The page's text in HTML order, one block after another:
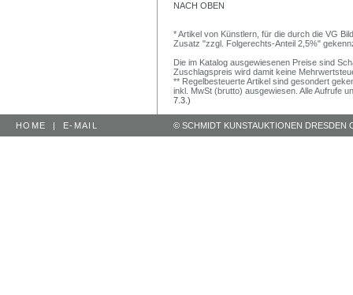
NACH OBEN
* Artikel von Künstlern, für die durch die VG
Zusatz "zzgl. Folgerechts-Anteil 2,5%"
Die im Katalog ausgewiesenen Preise sind
Zuschlagspreis wird damit keine
** Regelbesteuerte Artikel sind gesondert
inkl. MwSt (brutto) ausgewiesen. Alle Aufrufe
7.3.)
HOME | E-MAIL © SCHMIDT KUNSTAUKTIONEN DRESDEN